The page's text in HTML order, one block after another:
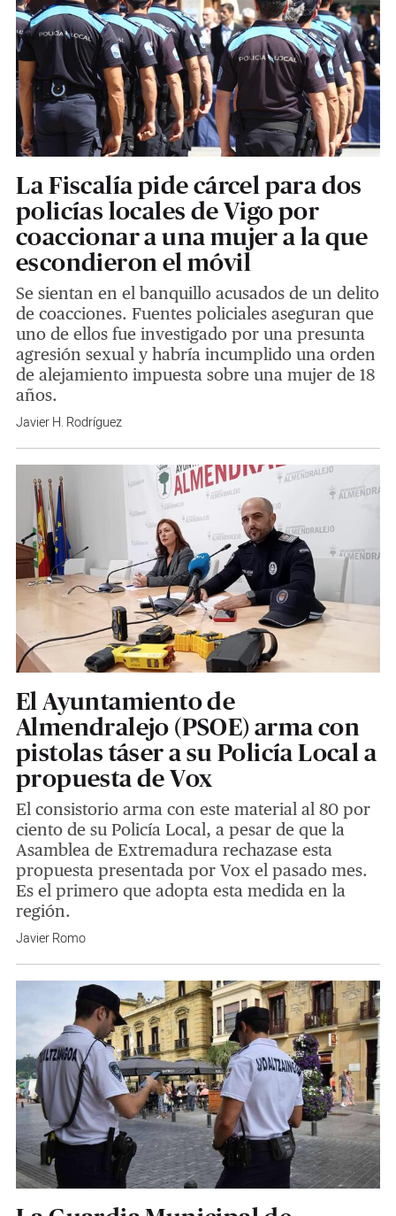
La Fiscalía pide cárcel para dos
policías locales de Vigo por
coaccionar a una mujer a la que
escondieron el móvil
Se sientan en el banquillo acusados de un delito
de coacciones. Fuentes policiales aseguran que
uno de ellos fue investigado por una presunta
agresión sexual y habría incumplido una orden
de alejamiento impuesta sobre una mujer de 18
años.
Javier H. Rodríguez
El Ayuntamiento de
Almendralejo (PSOE) arma con
pistolas táser a su Policía Local a
propuesta de Vox
El consistorio arma con este material al 80 por
ciento de su Policía Local, a pesar de que la
Asamblea de Extremadura rechazase esta
propuesta presentada por Vox el pasado mes.
Es el primero que adopta esta medida en la
región.
Javier Romo